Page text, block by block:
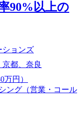
90%以上の
ションズ
都、奈良
円）
ング（営業・コール